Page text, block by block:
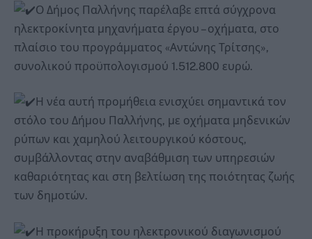
Ο Δήμος Παλλήνης παρέλαβε επτά σύγχρονα
ηλεκτροκίνητα μηχανήματα έργου – οχήματα, στο
πλαίσιο του προγράμματος «Αντώνης Τρίτσης»,
συνολικού προϋπολογισμού 1.512.800 ευρώ.
Η νέα αυτή προμήθεια ενισχύει σημαντικά τον
στόλο του Δήμου Παλλήνης, με οχήματα μηδενικών
ρύπων και χαμηλού λειτουργικού κόστους,
συμβάλλοντας στην αναβάθμιση των υπηρεσιών
καθαριότητας και στη βελτίωση της ποιότητας ζωής
των δημοτών.
Η προκήρυξη του ηλεκτρονικού διαγωνισμού